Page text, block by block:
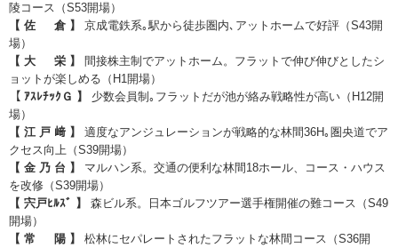
陵コース（S53開場）
【 佐 倉 】
京成電鉄系｡駅から徒歩圏内､アットホームで好評（S43開
場）
【 大 栄 】
間接株主制でアットホーム。フラットで伸び伸びとしたシ
ョットが楽しめる（H1開場）
【 ｱｽﾚﾁｯｸＧ 】
少数会員制｡フラットだが池が絡み戦略性が高い（H12開
場）
【 江 戸 﨑 】
適度なアンジュレーションが戦略的な林間36H｡圏央道でア
クセス向上（S39開場）
【 金 乃 台 】
マルハン系。交通の便利な林間18ホール、コース・ハウス
を改修（S39開場）
【 宍戸ﾋﾙｽﾞ 】
森ビル系。日本ゴルフツアー選手権開催の難コース（S49
開場）
【 常 陽 】
松林にセパレートされたフラットな林間コース（S36開